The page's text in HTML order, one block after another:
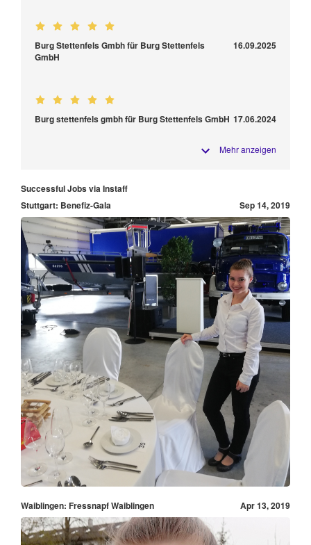
Burg Stettenfels Gmbh für Burg Stettenfels
GmbH
16.09.2025
Burg stettenfels gmbh für Burg Stettenfels GmbH 17.06.2024
Mehr anzeigen
Successful Jobs via Instaff
Stuttgart: Benefiz-Gala
Sep 14, 2019
Waiblingen: Fressnapf Waiblingen Apr 13, 2019